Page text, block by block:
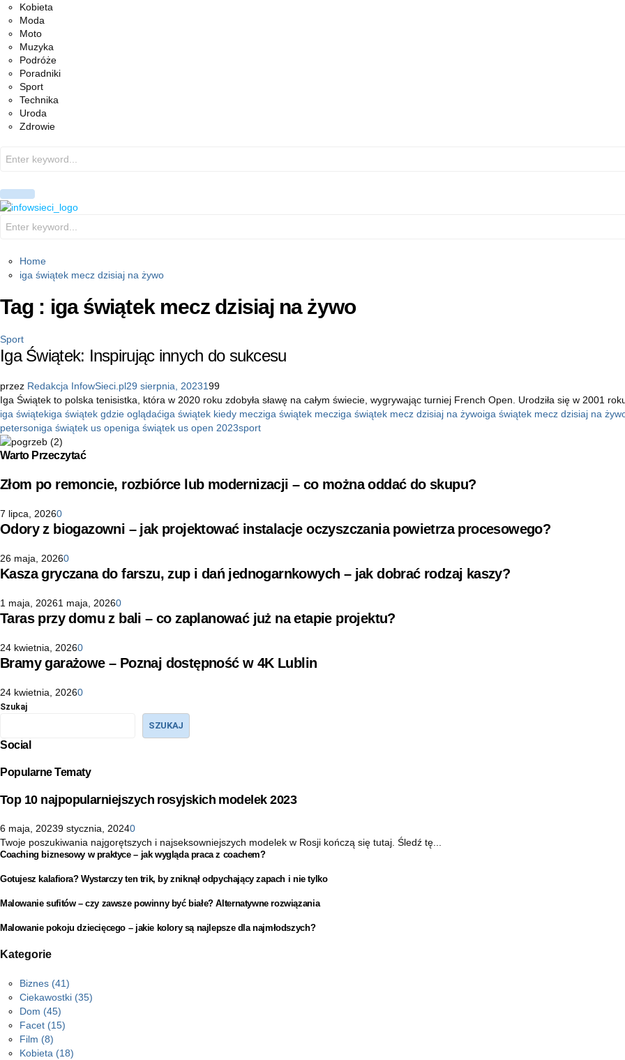
Kobieta
Moda
Moto
Muzyka
Podróże
Poradniki
Sport
Technika
Uroda
Zdrowie
for:
PRIMARY
for:
Home
iga świątek mecz dzisiaj na żywo
Tag : iga świątek mecz dzisiaj na żywo
Sport
Iga Świątek: Inspirując innych do sukcesu
przez Redakcja InfowSieci.pl29 sierpnia, 2023199
Iga Świątek to polska tenisistka, która w 2020 roku zdobyła sławę na całym świecie, wygrywając turniej French Open. Urodziła się w 2001
iga świątekiga świątek gdzie oglądaćiga świątek kiedy mecziga świątek mecziga świątek mecz dzisiaj na żywoiga świątek mecz dzisiaj na
petersoniga świątek us openiga świątek us open 2023sport
Warto Przeczytać
Złom po remoncie, rozbiórce lub modernizacji – co można oddać do skupu?
7 lipca, 20260
Odory z biogazowni – jak projektować instalacje oczyszczania powietrza procesowego?
26 maja, 20260
Kasza gryczana do farszu, zup i dań jednogarnkowych – jak dobrać rodzaj kaszy?
1 maja, 20261 maja, 20260
Taras przy domu z bali – co zaplanować już na etapie projektu?
24 kwietnia, 20260
Bramy garażowe – Poznaj dostępność w 4K Lublin
24 kwietnia, 20260
Szukaj
SZUKAJ
Social
Popularne Tematy
Top 10 najpopularniejszych rosyjskich modelek 2023
6 maja, 20239 stycznia, 20240
Twoje poszukiwania najgorętszych i najseksowniejszych modelek w Rosji kończą się tutaj. Śledź tę...
Coaching biznesowy w praktyce – jak wygląda praca z coachem?
Gotujesz kalafiora? Wystarczy ten trik, by zniknął odpychający zapach i nie tylko
Malowanie sufitów – czy zawsze powinny być białe? Alternatywne rozwiązania
Malowanie pokoju dziecięcego – jakie kolory są najlepsze dla najmłodszych?
Kategorie
Biznes (41)
Ciekawostki (35)
Dom (45)
Facet (15)
Film (8)
Kobieta (18)